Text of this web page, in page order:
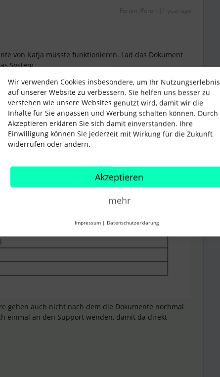
Forum|Forum|1 year ago
von Katja müsste funktionieren. Lad das Dokument
System.
Forum|Forum|1 year ago
und beide Varianten müssten so gehen.
gehen auch nicht nach dem die Dokumente nochmal
einmal an den Support wenden, damit da direkt
Wir verwenden Cookies insbesondere, um Ihr Nutzungserlebnis
auf unserer Website zu verbessern. Sie helfen uns besser zu
verstehen wie unsere Websites genutzt wird, damit wir die
Inhalte für Sie anpassen und Werbung schalten können. Durch
Akzeptieren erklären Sie sich damit einverstanden. Ihre
Einwilligung können Sie jederzeit mit Wirkung für die Zukunft
widerrufen oder ändern.
Akzeptieren
mehr
Impressum | Datenschutzerklärung